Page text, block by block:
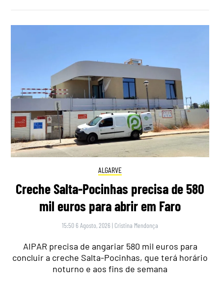
ALGARVE
Creche Salta-Pocinhas precisa de 580
mil euros para abrir em Faro
15:50 6 Agosto, 2026 | Cristina Mendonça
AIPAR precisa de angariar 580 mil euros para
concluir a creche Salta-Pocinhas, que terá horário
noturno e aos fins de semana